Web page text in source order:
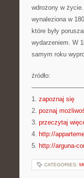
wdrożony w
wynaleziona w
które były
wydarzeniem. W
samym roku
źródło:
1. zapoznaj się
2. poznaj
3. przeczytaj
4. http://
5. http://arguna-
CATEGORIES: